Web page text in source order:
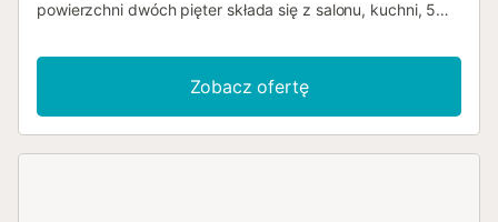
powierzchni dwóch pięter składa się z salonu, kuchni, 5
Dostępny jest również wspaniały taras na dachu.
Dodatkowe udogodnienia obejmują Wi-Fi, telewizor,
klimatyzację, pralkę i suszarkę. Willa posiada prywatny
basen, ogród, taras, balkon i sprzęt do grillowania. Na
Zobacz ofertę